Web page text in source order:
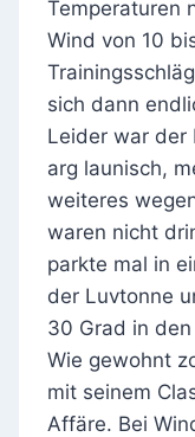
Temperaturen
Wind von 10
sich dann
Leider war der
arg launisch,
weiteres
waren nicht
parkte mal in
der Luvtonne
30 Grad in
Wie gewohnt
mit seinem
Affäre. Bei